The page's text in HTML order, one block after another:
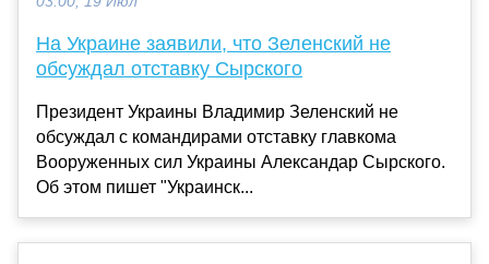
На Украине заявили, что Зеленский не
обсуждал отставку Сырского
Президент Украины Владимир Зеленский не
обсуждал с командирами отставку главкома
Вооруженных сил Украины Александар Сырского.
Об этом пишет "Украинск...